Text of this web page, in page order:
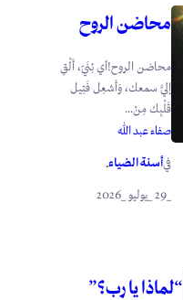
محاضن الروح
محاضن الروح!أي بُنَيّ، أَلْقِ
إليَّ سمعك، وَأَشعِل فَتِيل
قَلْبِك مِنْ...
صفاء عبد الله
فيأسنة الضياء.
“لماذا يا رب؟”